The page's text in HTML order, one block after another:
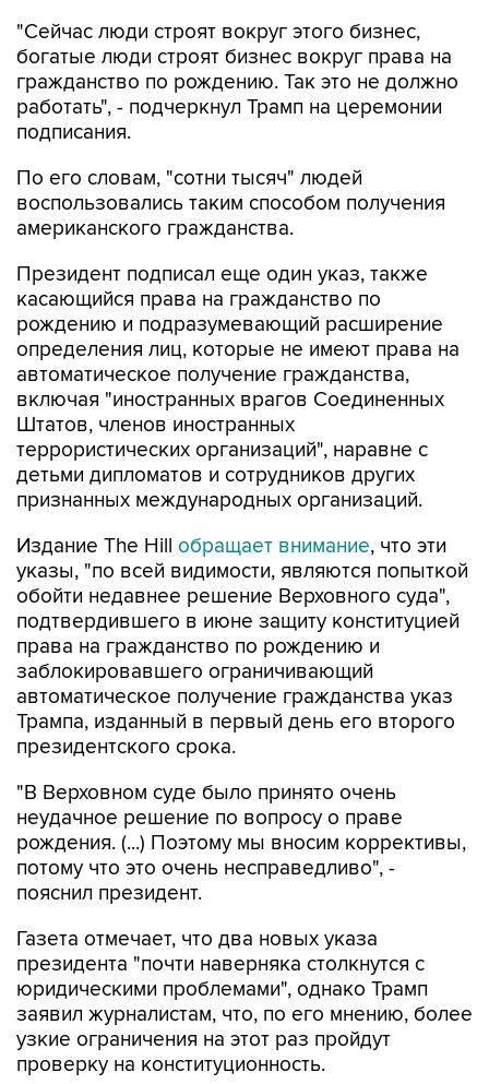
"Сейчас люди строят вокруг этого бизнес,
богатые люди строят бизнес вокруг права на
гражданство по рождению. Так это не должно
работать", - подчеркнул Трамп на церемонии
подписания.
По его словам, "сотни тысяч" людей
воспользовались таким способом получения
американского гражданства.
Президент подписал еще один указ, также
касающийся права на гражданство по
рождению и подразумевающий расширение
определения лиц, которые не имеют права на
автоматическое получение гражданства,
включая "иностранных врагов Соединенных
Штатов, членов иностранных
террористических организаций", наравне с
детьми дипломатов и сотрудников других
признанных международных организаций.
Издание The Hill обращает внимание, что эти
указы, "по всей видимости, являются попыткой
обойти недавнее решение Верховного суда",
подтвердившего в июне защиту конституцией
права на гражданство по рождению и
заблокировавшего ограничивающий
автоматическое получение гражданства указ
Трампа, изданный в первый день его второго
президентского срока.
"В Верховном суде было принято очень
неудачное решение по вопросу о праве
рождения. (...) Поэтому мы вносим коррективы,
потому что это очень несправедливо", -
пояснил президент.
Газета отмечает, что два новых указа
президента "почти наверняка столкнутся с
юридическими проблемами", однако Трамп
заявил журналистам, что, по его мнению, более
узкие ограничения на этот раз пройдут
проверку на конституционность.